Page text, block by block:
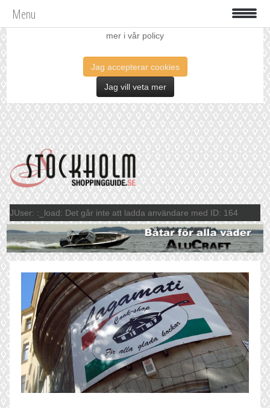
Vi använder oss av cookies för att förbättra din upplevelse. Läs
mer i vår policy
Jag accepterar cookies
Jag vill veta mer
Menu
JUser: :_load: Det går inte att ladda användare med ID: 164